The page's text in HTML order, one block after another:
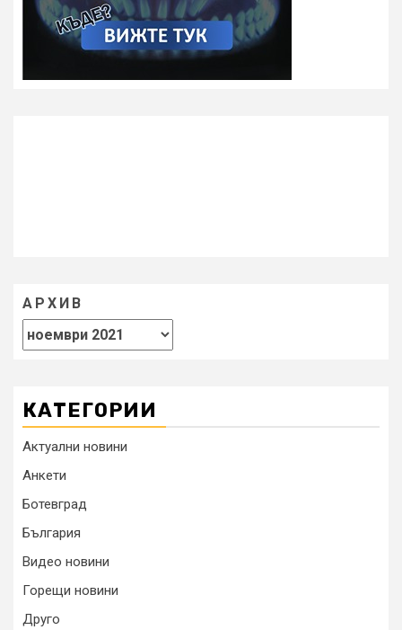
АРХИВ
КАТЕГОРИИ
Актуални новини
Анкети
Ботевград
България
Видео новини
Горещи новини
Друго